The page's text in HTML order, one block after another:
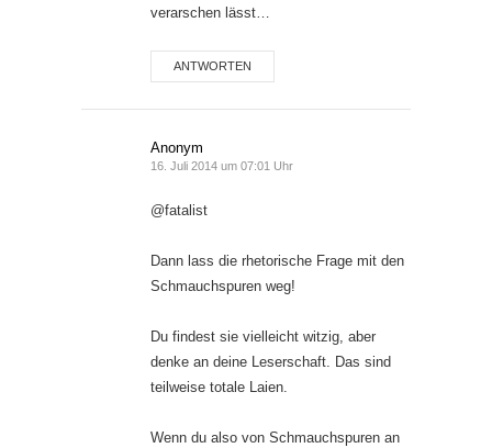
verarschen lässt…
ANTWORTEN
Anonym
16. Juli 2014 um 07:01 Uhr
@fatalist
Dann lass die rhetorische Frage mit den
Schmauchspuren weg!
Du findest sie vielleicht witzig, aber
denke an deine Leserschaft. Das sind
teilweise totale Laien.
Wenn du also von Schmauchspuren an